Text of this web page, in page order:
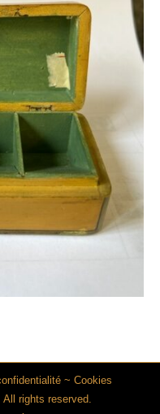
~ Cookies
rights reserved.